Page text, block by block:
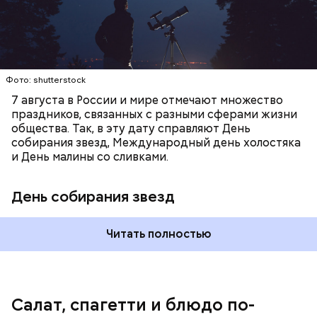
Фото: shutterstock
7 августа в России и мире отмечают множество
праздников, связанных с разными сферами жизни
общества. Так, в эту дату справляют День
собирания звезд, Международный день холостяка
и День малины со сливками.
День собирания звезд
Читать полностью
Салат, спагетти и блюдо по-
чеснок;
Однако диетолог предупредила: не для всех дыня
может быть полезна. В первую очередь ее стоит
с сахарным диабетом;
лишним весом.